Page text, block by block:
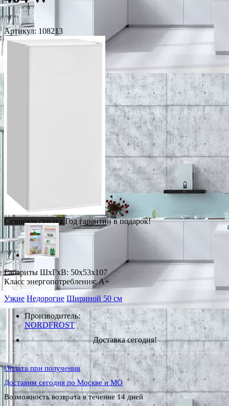
Артикул: 108213
Сезонная скидка Год гарантии в подарок!
Габариты ШxГxВ: 50x53x107
Класс энергопотребления: A+
Узкие Недорогие Шириной 50 см
Производитель:
NORDFROST
Доставка сегодня!
Оплата при получении
Доставим сегодня по Москве и МО
Возможность возврата в течение 14 дней